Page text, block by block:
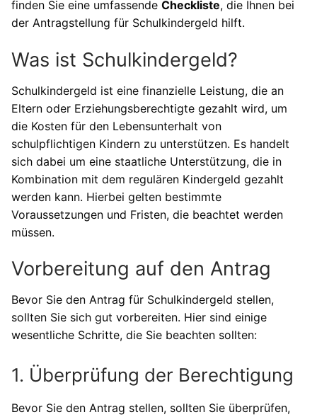
finden Sie eine umfassende Checkliste, die Ihnen bei
der Antragstellung für Schulkindergeld hilft.
Was ist Schulkindergeld?
Schulkindergeld ist eine finanzielle Leistung, die an
Eltern oder Erziehungsberechtigte gezahlt wird, um
die Kosten für den Lebensunterhalt von
schulpflichtigen Kindern zu unterstützen. Es handelt
sich dabei um eine staatliche Unterstützung, die in
Kombination mit dem regulären Kindergeld gezahlt
werden kann. Hierbei gelten bestimmte
Voraussetzungen und Fristen, die beachtet werden
müssen.
Vorbereitung auf den Antrag
Bevor Sie den Antrag für Schulkindergeld stellen,
sollten Sie sich gut vorbereiten. Hier sind einige
wesentliche Schritte, die Sie beachten sollten:
1. Überprüfung der Berechtigung
Bevor Sie den Antrag stellen, sollten Sie überprüfen,